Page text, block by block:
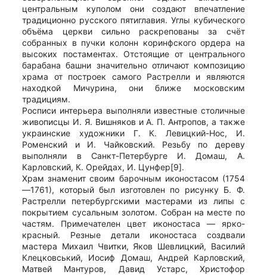
центральным куполом они создают впечатление
традиционно русского пятиглавия. Углы кубического
объёма церкви сильно раскрепованы за счёт
собранных в пучки колонн коринфского ордера на
высоких постаментах. Отстоящие от центрального
барабана башни значительно отличают композицию
храма от построек самого Растрелли и являются
находкой Мичурина, они ближе московским
традициям.
Росписи интерьера выполняли известные столичные
живописцы И. Я. Вишняков и А. П. Антропов, а также
украинские художники Г. К. Левицкий-Нос, И.
Роменский и И. Чайковский. Резьбу по дереву
выполняли в Санкт-Петербурге И. Домаш, А.
Карловский, К. Орейдах, И. Цунфер[9].
Храм знаменит своим барочным иконостасом (1754
—1761), который был изготовлен по рисунку Б. Ф.
Растрелли петербургскими мастерами из липы с
покрытием сусальным золотом. Собран на месте по
частям. Примечателен цвет иконостаса — ярко-
красный. Резные детали иконостаса создвали
мастера Михаил Чвитки, Яков Шевлицкий, Василий
Клецковський, Иосиф Домаш, Андрей Карловский,
Матвей Мантуров, Давид Устарс, Христофор